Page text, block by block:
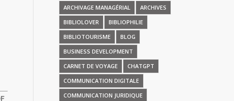
ARCHIVAGE MANAGÉRIAL
ARCHIVES
BIBLIOLOVER
BIBLIOPHILIE
BIBLIOTOURISME
BLOG
BUSINESS DEVELOPMENT
CARNET DE VOYAGE
CHATGPT
COMMUNICATION DIGITALE
COMMUNICATION JURIDIQUE